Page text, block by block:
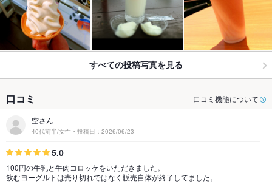
すべての投稿写真を見る
口コミ 口コミ機能について
空さん
40代前半/女性・投稿日：2026/06/23
5.0
100円の牛乳と牛肉コロッケをいただきました。
飲むヨーグルトは売り切れではなく販売自体が終了してました。